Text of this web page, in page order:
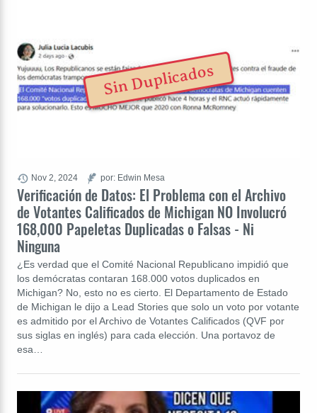
Verificación de Datos: El Problema con el Archivo
de Votantes Calificados de Michigan NO Involucró
168,000 Papeletas Duplicadas o Falsas - Ni
Ninguna
¿Es verdad que el Comité Nacional Republicano impidió que
los demócratas contaran 168.000 votos duplicados en
Michigan? No, esto no es cierto. El Departamento de Estado
de Michigan le dijo a Lead Stories que solo un voto por votante
es admitido por el Archivo de Votantes Calificados (QVF por
sus siglas en inglés) para cada elección. Una portavoz de
esa…
Nov 2, 2024 por: Edwin Mesa
Sin Duplicados